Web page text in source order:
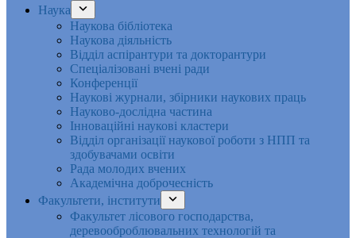
Наука
Наукова бібліотека
Наукова діяльність
Відділ аспірантури та докторантури
Спеціалізовані вчені ради
Конференції
Наукові журнали, збірники наукових праць
Науково-дослідна частина
Інноваційні наукові кластери
Відділ організації наукової роботи з НПП та
здобувачами освіти
Рада молодих вчених
Академічна доброчесність
Факультети, інститути
Факультет лісового господарства,
деревооброблювальних технологій та